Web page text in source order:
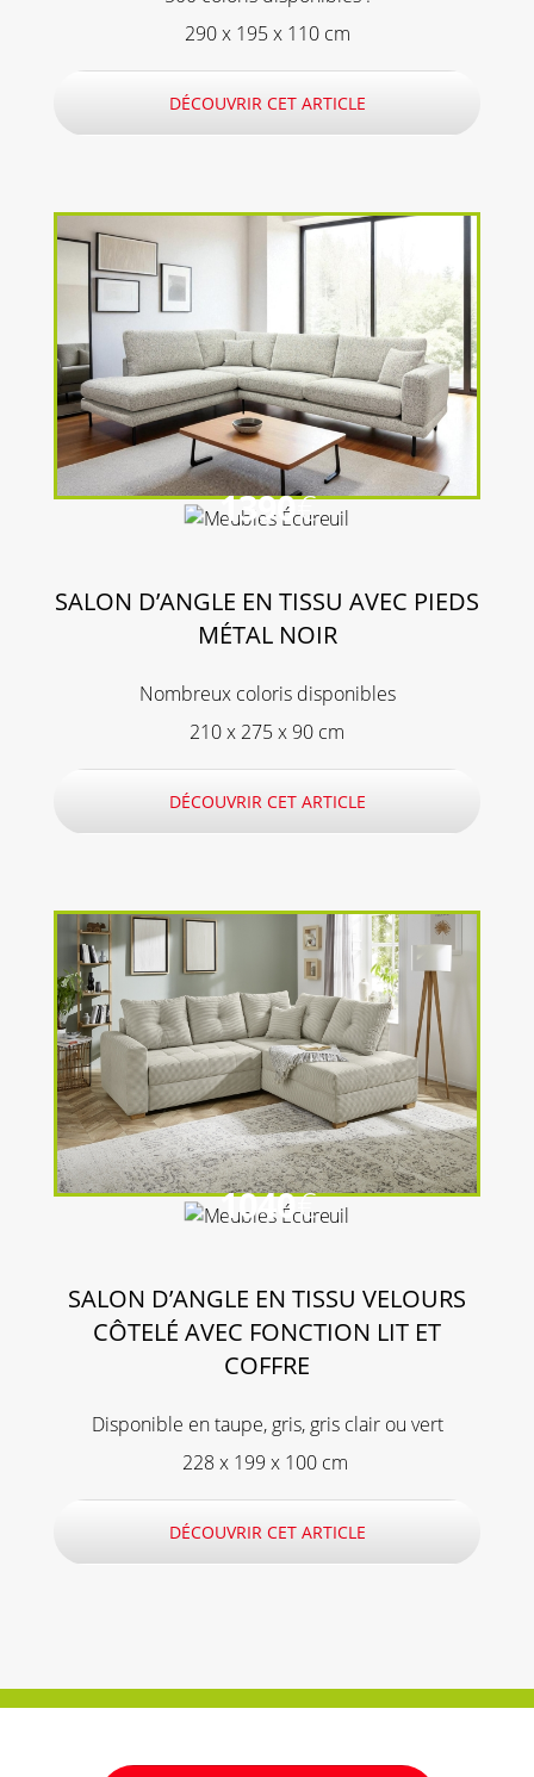
290 x 195 x 110 cm
DÉCOUVRIR CET ARTICLE
1390€
SALON D’ANGLE EN TISSU AVEC PIEDS
MÉTAL NOIR
Nombreux coloris disponibles
210 x 275 x 90 cm
DÉCOUVRIR CET ARTICLE
1040€
SALON D’ANGLE EN TISSU VELOURS
CÔTELÉ AVEC FONCTION LIT ET
COFFRE
Disponible en taupe, gris, gris clair ou vert
228 x 199 x 100 cm
DÉCOUVRIR CET ARTICLE